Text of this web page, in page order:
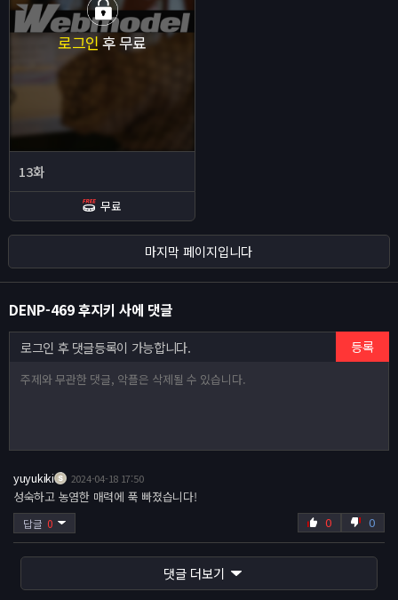
로그인후 무료
13화
무료
마지막 페이지입니다
DENP-469 후지키 사에 댓글
로그인 후 댓글등록이 가능합니다. 등록
yuyukiki 2024-04-18 17:50
성숙하고 농염한 매력에 푹 빠졌습니다!
답글 0 0 0
댓글 더보기
Web Model 고객센터 안내
사이트 이전안내